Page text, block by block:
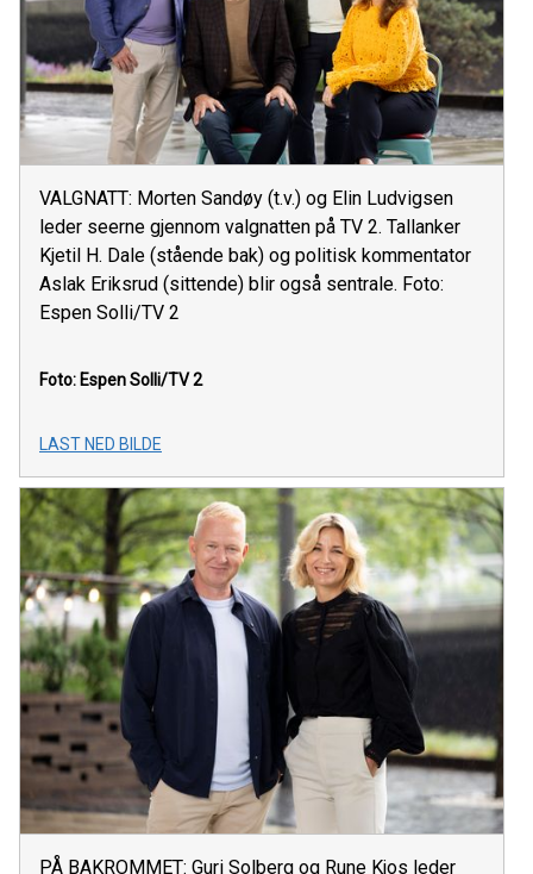
VALGNATT: Morten Sandøy (t.v.) og Elin Ludvigsen
leder seerne gjennom valgnatten på TV 2. Tallanker
Kjetil H. Dale (stående bak) og politisk kommentator
Aslak Eriksrud (sittende) blir også sentrale. Foto:
Espen Solli/TV 2
Foto: Espen Solli/TV 2
LAST NED BILDE
PÅ BAKROMMET: Guri Solberg og Rune Kjos leder